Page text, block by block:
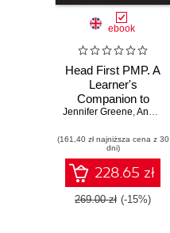
ebook
Head First PMP. A
Learner's
Companion to
Passing the
Management
Professional
Exam. 4th Edition
Jennifer Greene,Andrew Stellman
(161,40 zł najniższa cena z 30
dni)
228.65 zł
269.00 zł (-15%)